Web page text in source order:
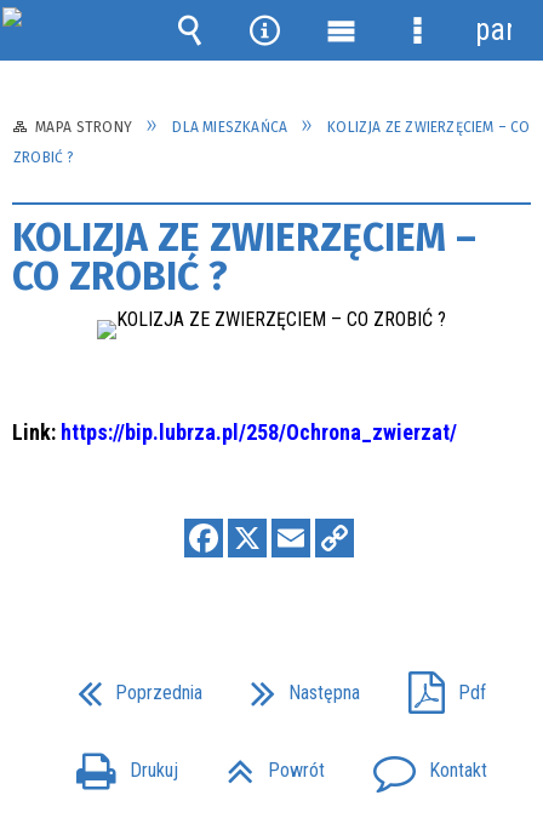
MAPA STRONY DLA MIESZKAŃCA
KOLIZJA ZE ZWIERZĘCIEM – CO
ZROBIĆ ?
KOLIZJA ZE ZWIERZĘCIEM –
CO ZROBIĆ ?
Link: https://bip.lubrza.pl/258/Ochrona_zwierzat/
Poprzednia Następna Pdf
Drukuj Powrót Kontakt
Wyszukiwarka
Narzędzia
Menu Menu
panel